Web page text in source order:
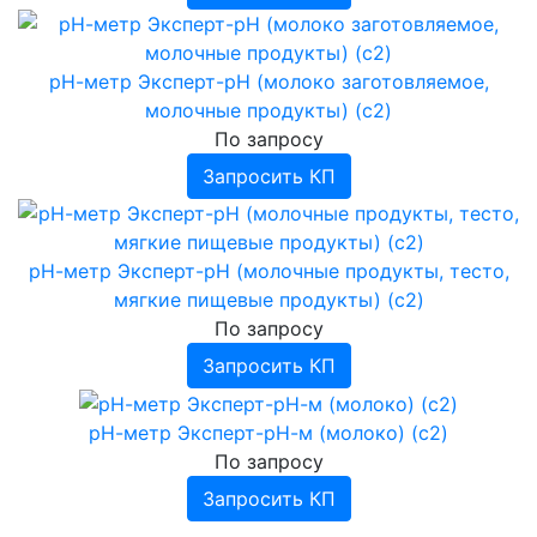
Прочее
рН-метр Эксперт-рН (молоко заготовляемое,
молочные продукты) (с2)
По запросу
Запросить КП
рН-метр Эксперт-рН (молочные продукты, тесто,
мягкие пищевые продукты) (с2)
По запросу
Запросить КП
рН-метр Эксперт-рН-м (молоко) (с2)
По запросу
Запросить КП